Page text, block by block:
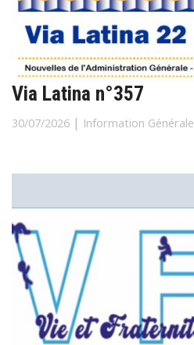
Via Latina n°357
30/07/2026 | Information Générale